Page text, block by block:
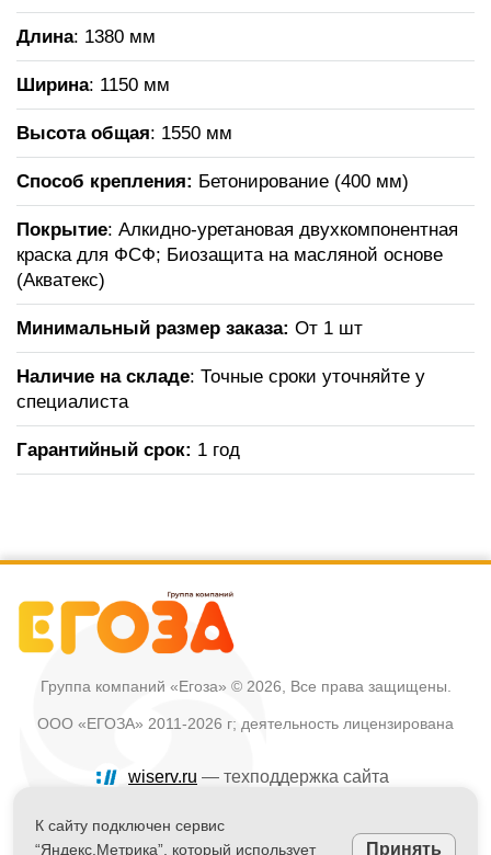
Длина: 1380 мм
Ширина: 1150 мм
Высота общая: 1550 мм
Способ крепления: Бетонирование (400 мм)
Покрытие: Алкидно-уретановая двухкомпонентная
краска для ФСФ; Биозащита на масляной основе
(Акватекс)
Минимальный размер заказа: От 1 шт
Наличие на складе: Точные сроки уточняйте у
специалиста
Гарантийный срок: 1 год
Группа компаний «Егоза» © 2026, Все права защищены.
ООО «ЕГОЗА» 2011-2026 г; деятельность лицензирована
wiserv.ru — техподдержка сайта
Политика в отношении обработки персональных данных
К сайту подключен сервис
“Яндекс.Метрика”, который использует
Принять